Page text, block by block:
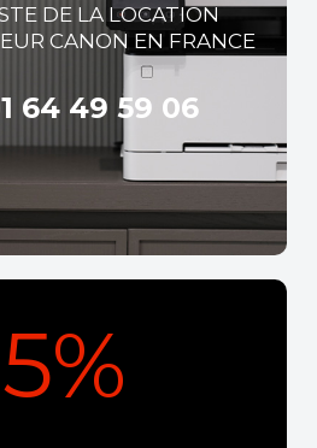
DE LA LOCATION
CANON EN FRANCE
64 49 59 06